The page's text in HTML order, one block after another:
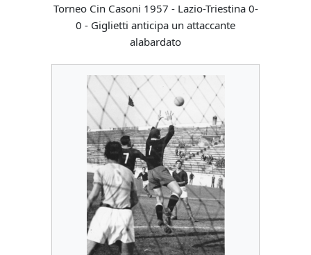
Torneo Cin Casoni 1957 - Lazio-Triestina 0-
0 - Giglietti anticipa un attaccante
alabardato